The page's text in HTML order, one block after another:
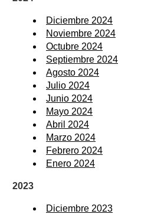
Diciembre 2024
Noviembre 2024
Octubre 2024
Septiembre 2024
Agosto 2024
Julio 2024
Junio 2024
Mayo 2024
Abril 2024
Marzo 2024
Febrero 2024
Enero 2024
2023
Diciembre 2023